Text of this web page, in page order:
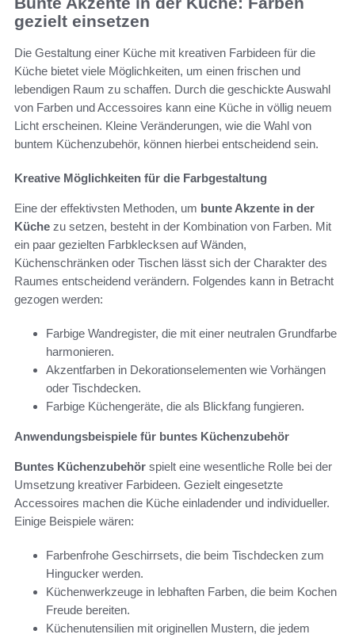
gezielt einsetzen
Die Gestaltung einer Küche mit kreativen Farbideen für die
Küche bietet viele Möglichkeiten, um einen frischen und
lebendigen Raum zu schaffen. Durch die geschickte Auswahl
von Farben und Accessoires kann eine Küche in völlig neuem
Licht erscheinen. Kleine Veränderungen, wie die Wahl von
buntem Küchenzubehör, können hierbei entscheidend sein.
Kreative Möglichkeiten für die Farbgestaltung
Eine der effektivsten Methoden, um bunte Akzente in der
Küche zu setzen, besteht in der Kombination von Farben. Mit
ein paar gezielten Farbklecksen auf Wänden,
Küchenschränken oder Tischen lässt sich der Charakter des
Raumes entscheidend verändern. Folgendes kann in Betracht
gezogen werden:
Farbige Wandregister, die mit einer neutralen Grundfarbe
harmonieren.
Akzentfarben in Dekorationselementen wie Vorhängen
oder Tischdecken.
Farbige Küchengeräte, die als Blickfang fungieren.
Anwendungsbeispiele für buntes Küchenzubehör
Buntes Küchenzubehör spielt eine wesentliche Rolle bei der
Umsetzung kreativer Farbideen. Gezielt eingesetzte
Accessoires machen die Küche einladender und individueller.
Einige Beispiele wären:
Farbenfrohe Geschirrsets, die beim Tischdecken zum
Hingucker werden.
Küchenwerkzeuge in lebhaften Farben, die beim Kochen
Freude bereiten.
Küchenutensilien mit originellen Mustern, die jedem